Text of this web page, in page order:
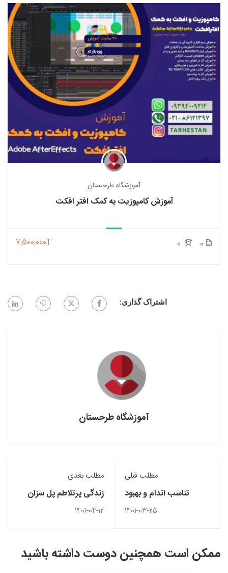
آموزشگاه طرحستان
آموزش کامپوزیت به کمک افتر افکت
0
7,500,000T
اشتراک گذاری:
آموزشگاه طرحستان
مطلب قبلی
تناسب اندام و بهبود
سلامتی با لباس های
1401-03-25
مطلب بعدی
زندگی پرتلاطم پل سزان
1401-04-12
ممکن است همچنین دوست داشته باشید